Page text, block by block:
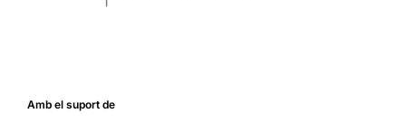
Amb el suport de